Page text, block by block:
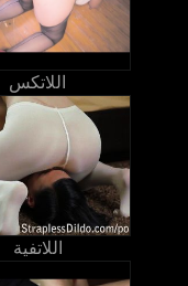
اللاتكس
اللاتفية